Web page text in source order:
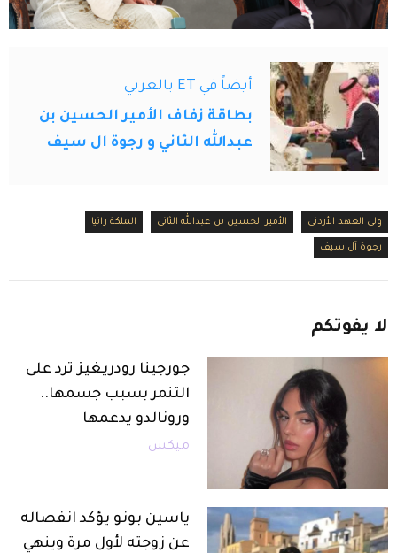
أيضاً في ET بالعربي
بطاقة زفاف الأمير الحسين بن
عبدالله الثاني و رجوة آل سيف
ولي العهد الأردني الأمير الحسين بن عبدالله الثاني الملكة رانيا
رجوة آل سيف
لا يفوتكم
جورجينا رودريغيز ترد على
التنمر بسبب جسمها..
ورونالدو يدعمها
ميكس
ياسين بونو يؤكد انفصاله
عن زوجته لأول مرة وينهي